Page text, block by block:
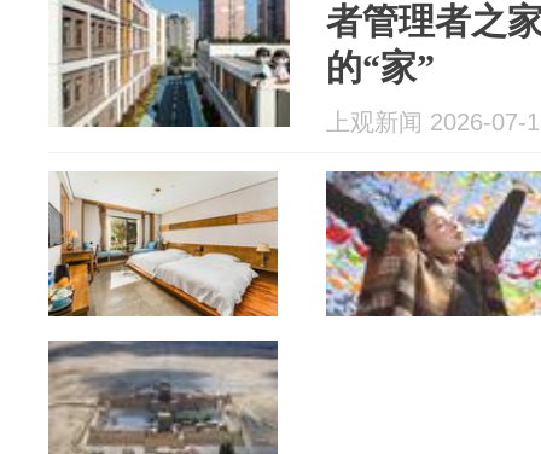
者管理者之
的“家”
上观新闻 2026-07-